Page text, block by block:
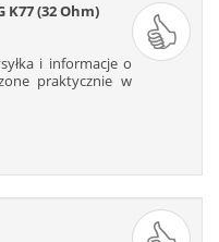
582
588
593
594
617
618
624
K77 (32 Ohm)
i informacje o
praktycznie w